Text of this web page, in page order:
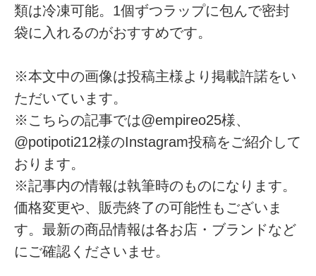
類は冷凍可能。1個ずつラップに包んで密封
袋に入れるのがおすすめです。
※本文中の画像は投稿主様より掲載許諾をい
ただいています。
※こちらの記事では@empireo25様、
@potipoti212様のInstagram投稿をご紹介して
おります。
※記事内の情報は執筆時のものになります。
価格変更や、販売終了の可能性もございま
す。最新の商品情報は各お店・ブランドなど
にご確認くださいませ。